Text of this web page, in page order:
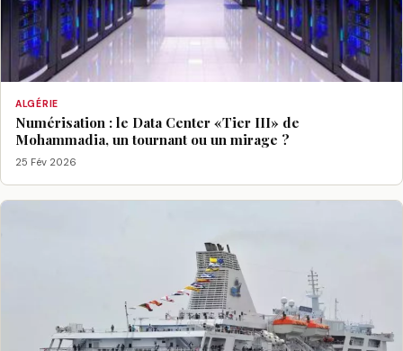
ALGÉRIE
Numérisation : le Data Center «Tier III» de
Mohammadia, un tournant ou un mirage ?
25 Fév 2026